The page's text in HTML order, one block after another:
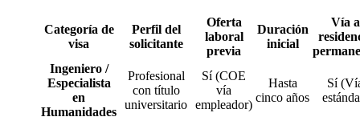
Categoría de
visa
Perfil del
solicitante
Oferta
laboral
previa
Duración
inicial
Vía a
Ingeniero /
Especialista
en
Humanidades
Profesional
con título
universitario
Sí (COE
vía
empleador)
Hasta
cinco años
Sí